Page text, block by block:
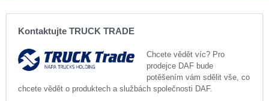
Kontaktujte TRUCK TRADE
Chcete vědět víc? Pro
prodejce DAF bude
potěšením vám sdělit vše, co
chcete vědět o produktech a službách společnosti DAF.